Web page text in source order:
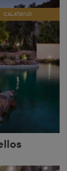
CALATAYUD